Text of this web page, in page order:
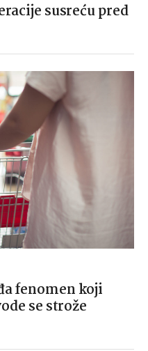
susreću pred
fenomen koji
se strože